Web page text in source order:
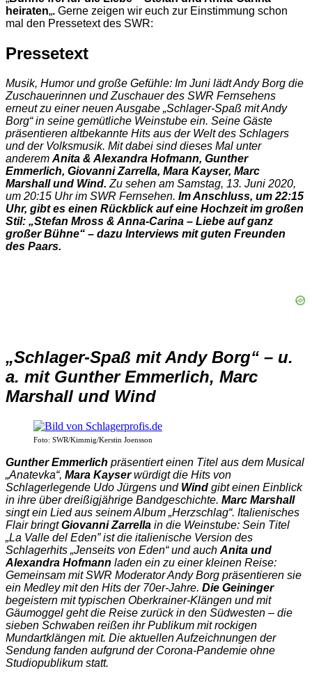
heiraten„. Gerne zeigen wir euch zur Einstimmung schon
mal den Pressetext des SWR:
Pressetext
Musik, Humor und große Gefühle: Im Juni lädt Andy Borg die
Zuschauerinnen und Zuschauer des SWR Fernsehens
erneut zu einer neuen Ausgabe „Schlager-Spaß mit Andy
Borg“ in seine gemütliche Weinstube ein. Seine Gäste
präsentieren altbekannte Hits aus der Welt des Schlagers
und der Volksmusik. Mit dabei sind dieses Mal unter
anderem Anita & Alexandra Hofmann, Gunther
Emmerlich, Giovanni Zarrella, Mara Kayser, Marc
Marshall und Wind. Zu sehen am Samstag, 13. Juni 2020,
um 20:15 Uhr im SWR Fernsehen. Im Anschluss, um 22:15
Uhr, gibt es einen Rückblick auf eine Hochzeit im großen
Stil: „Stefan Mross & Anna-Carina – Liebe auf ganz
großer Bühne“ – dazu Interviews mit guten Freunden
des Paars.
„Schlager-Spaß mit Andy Borg“ – u.
a. mit Gunther Emmerlich, Marc
Marshall und Wind
Foto: SWR/Kimmig/Kerstin Joensson
Gunther Emmerlich präsentiert einen Titel aus dem Musical
„Anatevka“, Mara Kayserwürdigt die Hits von
Schlagerlegende Udo Jürgens und Wind gibt einen Einblick
in ihre über dreißigjährige Bandgeschichte. Marc Marshall
singt ein Lied aus seinem Album „Herzschlag“. Italienisches
Flair bringtGiovanni Zarrella in die Weinstube: Sein Titel
„La Valle del Eden” ist die italienische Version des
Schlagerhits „Jenseits von Eden“ und auch Anita und
Alexandra Hofmann laden ein zu einer kleinen Reise:
Gemeinsam mit SWR Moderator Andy Borg präsentieren sie
ein Medley mit den Hits der 70er-Jahre. Die Geininger
begeistern mit typischen Oberkrainer-Klängen und mit
Gäumoggel geht die Reise zurück in den Südwesten – die
sieben Schwaben reißen ihr Publikum mit rockigen
Mundartklängen mit. Die aktuellen Aufzeichnungen der
Sendung fanden aufgrund der Corona-Pandemie ohne
Studiopublikum statt.